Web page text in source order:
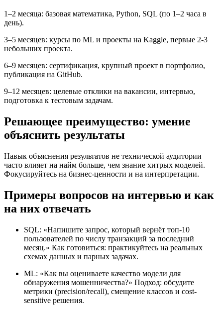
1–2 месяца: базовая математика, Python, SQL (по 1–2 часа в
день).
3–5 месяцев: курсы по ML и проекты на Kaggle, первые 2‑3
небольших проекта.
6–9 месяцев: сертификация, крупный проект в портфолио,
публикация на GitHub.
9–12 месяцев: целевые отклики на вакансии, интервью,
подготовка к тестовым задачам.
Решающее преимущество: умение
объяснить результаты
Навык объяснения результатов не технической аудитории
часто влияет на найм больше, чем знание хитрых моделей.
Фокусируйтесь на бизнес-ценности и на интерпретации.
Примеры вопросов на интервью и как
на них отвечать
SQL: «Напишите запрос, который вернёт топ‑10
пользователей по числу транзакций за последний
месяц.» Как готовиться: практикуйтесь на реальных
схемах данных и парных задачах.
ML: «Как вы оцениваете качество модели для
обнаружения мошенничества?» Подход: обсудите
метрики (precision/recall), смещение классов и cost-
sensitive решения.